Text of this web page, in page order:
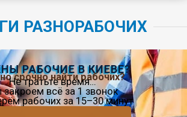
РАЗНОРАБОЧИХ
РАБОЧИЕ В КИЕВЕ?
срочно найти рабочих?
Не тратьте время…
всё за 1 звонок
рабочих за 15–30 минут